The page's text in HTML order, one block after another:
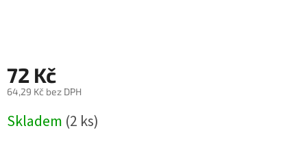
72 Kč
64,29 Kč bez DPH
cena:
Skladem (2 ks)